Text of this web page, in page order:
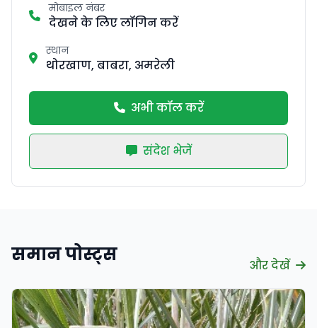
मोबाइल नंबर
देखने के लिए लॉगिन करें
स्थान
थोरखाण, बाबरा, अमरेली
अभी कॉल करें
संदेश भेजें
समान पोस्ट्स और देखें